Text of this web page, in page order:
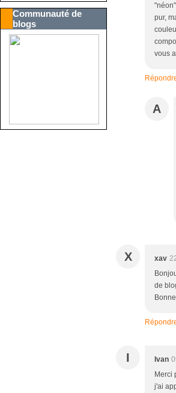
Communauté de
blogs
pur,
vous
A
X xav
de
I Ivan
Merci
j'ai